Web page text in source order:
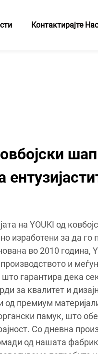
Контактирајте
на YOUKI од
изработени за да го
во 2010 година,
и
гарантира дека
за квалитет и
од премиум
памук, што
Со дневна
од нашата